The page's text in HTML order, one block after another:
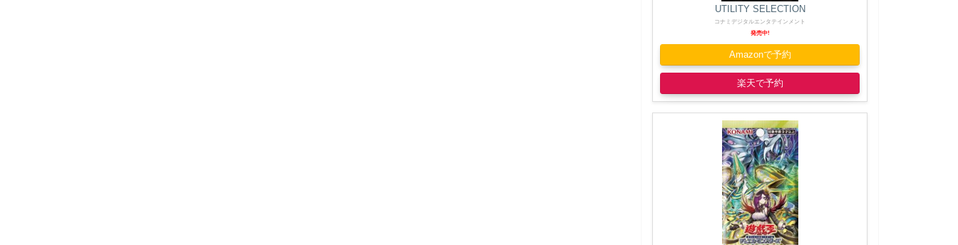
UTILITY SELECTION
コナミデジタルエンタテインメント
発売中!
Amazonで予約
楽天で予約